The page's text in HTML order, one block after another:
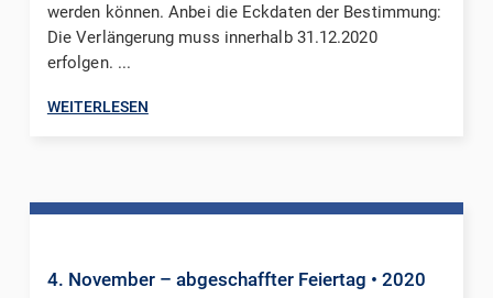
werden können. Anbei die Eckdaten der Bestimmung:
Die Verlängerung muss innerhalb 31.12.2020
erfolgen. ...
WEITERLESEN
4. November – abgeschaffter Feiertag • 2020